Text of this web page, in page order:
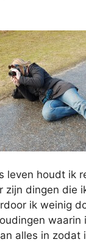
leven houdt ik
zijn dingen die
ik weinig
waarin
alles in zodat